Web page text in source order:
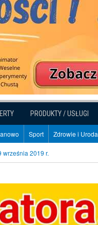
PRODUKTY / USŁUGI
Sport Zdrowie i Uroda
2019 r.